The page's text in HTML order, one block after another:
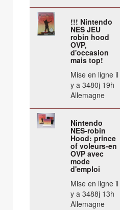
!!! Nintendo
NES JEU
robin hood
OVP,
d'occasion
mais top!
Mise en ligne il
y a 3480j 19h
Allemagne
Nintendo
NES-robin
Hood: prince
of voleurs-en
OVP avec
mode
d'emploi
Mise en ligne il
y a 3488j 13h
Allemagne